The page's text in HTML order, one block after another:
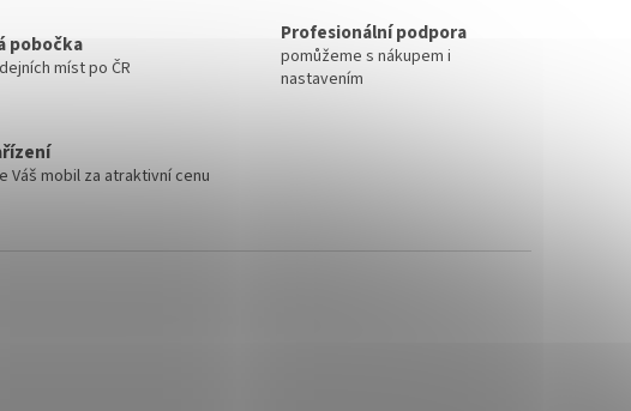
pobočka
míst po ČR
Profesionální podpora
pomůžeme s nákupem i
nastavením
Váš mobil za atraktivní cenu